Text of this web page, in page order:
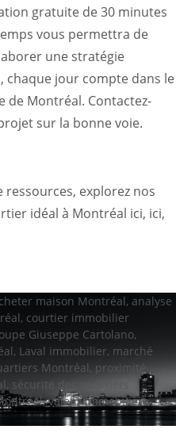
gratuite de 30 minutes
vous permettra de
une stratégie
chaque jour compte dans le
de Montréal. Contactez-
sur la bonne voie.
explorez nos
idéal à Montréal ici, ici,
maison Montréal, analyse
, courtier immobilier
Giuseppe Cartolano,
, Laval immobilier, marché
Montréal, proximité
, sécurité des quartiers
,valeur immobilière